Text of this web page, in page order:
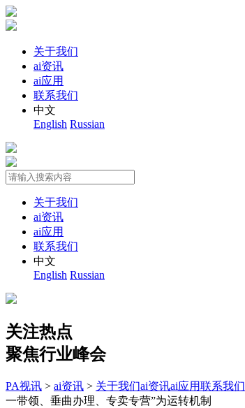
关于我们
ai资讯
ai应用
联系我们
中文
English Russian
关于我们
ai资讯
ai应用
联系我们
中文
English Russian
关注热点
聚焦行业峰会
PA视讯 > ai资讯 > 关于我们ai资讯ai应用联系我们
一带领、垂曲办理、专卖专营”为运转机制